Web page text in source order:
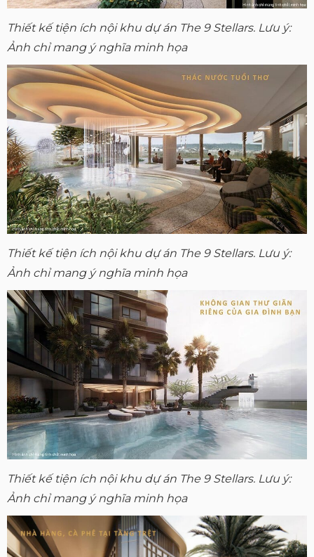
Thiết kế tiện ích nội khu dự án The 9 Stellars. Lưu ý:
Ảnh chỉ mang ý nghĩa minh họa
Thiết kế tiện ích nội khu dự án The 9 Stellars. Lưu ý:
Ảnh chỉ mang ý nghĩa minh họa
Thiết kế tiện ích nội khu dự án The 9 Stellars. Lưu ý:
Ảnh chỉ mang ý nghĩa minh họa